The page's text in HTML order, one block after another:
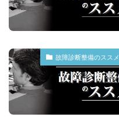
故障診断整備のススメ